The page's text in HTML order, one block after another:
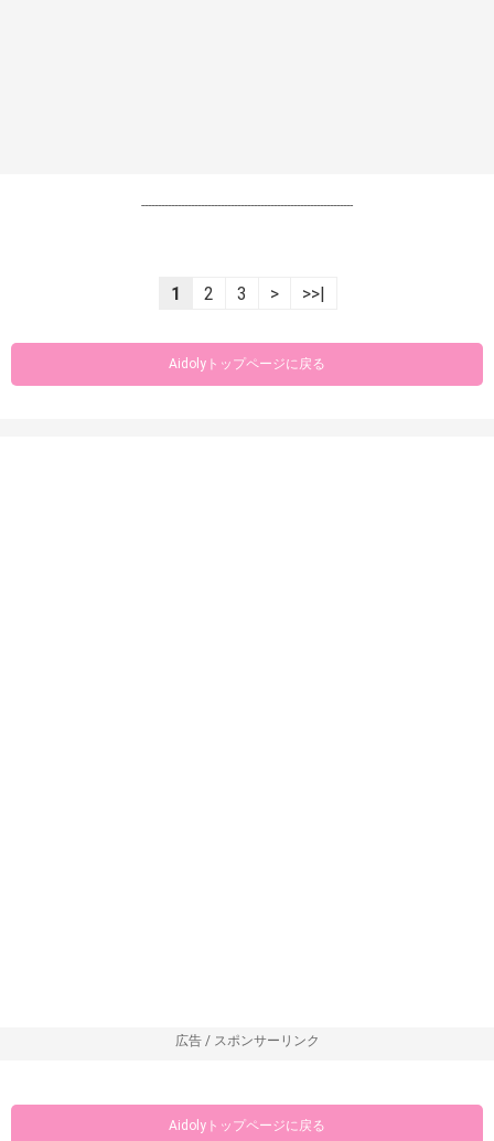
----------------------------------------------------------------
1 2 3 > >>|
Aidolyトップページに戻る
広告 / スポンサーリンク
Aidolyトップページに戻る